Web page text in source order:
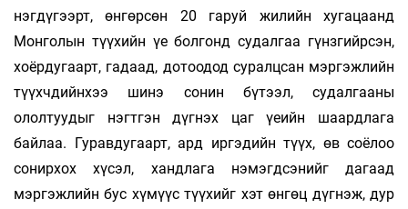
нэгдүгээрт, өнгөрсөн 20 гаруй жилийн хугацаанд
Монголын түүхийн үе болгонд судалгаа гүнзгийрсэн,
хоёрдугаарт, гадаад, дотоодод суралцсан мэргэжлийн
түүхчдийнхээ шинэ сонин бүтээл, судалгааны
ололтуудыг нэгтгэн дүгнэх цаг үеийн шаардлага
байлаа. Гуравдугаарт, ард иргэдийн түүх, өв соёлоо
сонирхох хүсэл, хандлага нэмэгдсэнийг дагаад
мэргэжлийн бус хүмүүс түүхийг хэт өнгөц дүгнэж, дур